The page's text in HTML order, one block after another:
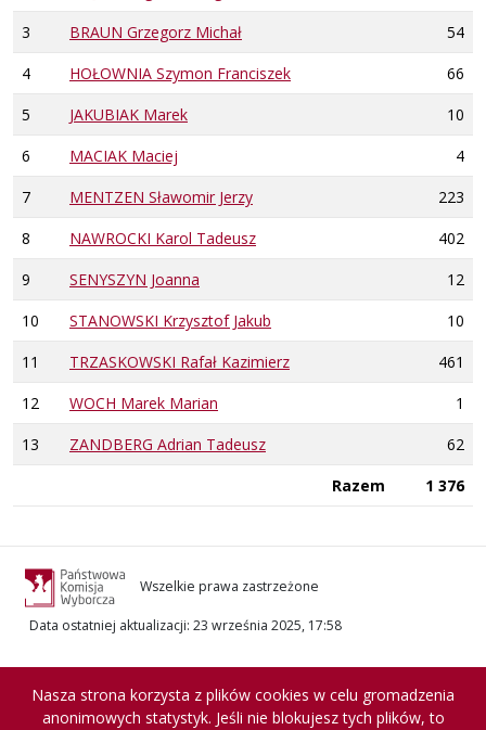
3
BRAUN Grzegorz Michał
54
4
HOŁOWNIA Szymon Franciszek
66
5
JAKUBIAK Marek
10
6
MACIAK Maciej
4
7
MENTZEN Sławomir Jerzy
223
8
NAWROCKI Karol Tadeusz
402
9
SENYSZYN Joanna
12
10
STANOWSKI Krzysztof Jakub
10
11
TRZASKOWSKI Rafał Kazimierz
461
12
WOCH Marek Marian
1
13
ZANDBERG Adrian Tadeusz
62
Razem
1 376
Wszelkie prawa zastrzeżone
Data ostatniej aktualizacji: 23 września 2025, 17:58
Nasza strona korzysta z plików cookies w celu gromadzenia
anonimowych statystyk. Jeśli nie blokujesz tych plików, to